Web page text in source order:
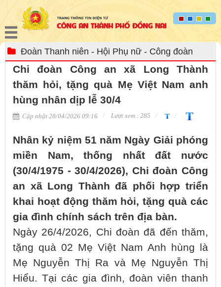
Đoàn Thanh niên - Hội Phụ nữ - Công đoàn
Chi đoàn Công an xã Long Thành
thăm hỏi, tặng quà Mẹ Việt Nam anh
hùng nhân dịp lễ 30/4
Cập nhật 28/04/2026 09:16 Lượt xem : 285
Nhân kỷ niệm 51 năm Ngày Giải phóng
miền Nam, thống nhất đất nước
(30/4/1975 - 30/4/2026), Chi đoàn Công
an xã Long Thành đã phối hợp triển
khai hoạt động thăm hỏi, tặng quà các
gia đình chính sách trên địa bàn.
Ngày 26/4/2026, Chi đoàn đã đến thăm,
tặng quà 02 Mẹ Việt Nam Anh hùng là
Mẹ Nguyễn Thị Ra và Mẹ Nguyễn Thị
Hiểu. Tại các gia đình, đoàn viên thanh